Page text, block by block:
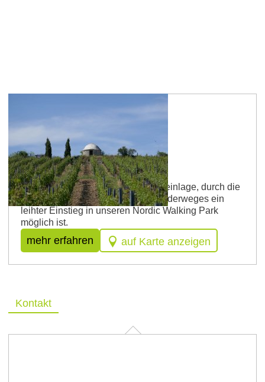
Route 8
Hinkelstein-Strecke
Der "Hinkelstein" nennt sich die Weinlage, durch die
entlang des Westhofener Weinwanderweges ein
leihter Einstieg in unseren Nordic Walking Park
möglich ist.
mehr erfahren auf Karte anzeigen
Kontakt